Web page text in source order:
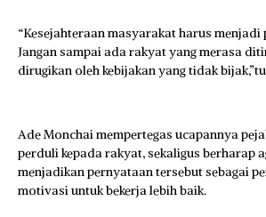
“Kesejahteraan masyarakat harus
Jangan sampai ada rakyat yang merasa
dirugikan oleh kebijakan yang tidak
Ade Monchai mempertegas ucapannya
perduli kepada rakyat, sekaligus berharap
menjadikan pernyataan tersebut sebagai
motivasi untuk bekerja lebih baik.